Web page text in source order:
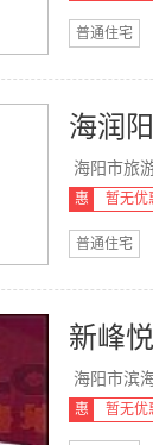
普通住宅
海润
海阳市旅
惠 暂无优
普通住宅
新峰
海阳市滨
惠
暂无优